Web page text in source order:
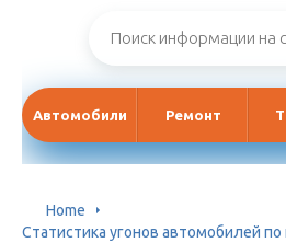
Автомобили Ремонт
Home
Статистика угонов автомобилей по